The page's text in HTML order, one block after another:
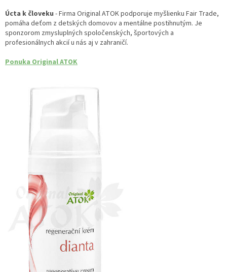
Úcta k človeku - Firma Original ATOK podporuje myšlienku Fair Trade,
pomáha deťom z detských domovov a mentálne postihnutým. Je
sponzorom zmysluplných spoločenských, športových a
profesionálnych akcií u nás aj v zahraničí.
Ponuka Original ATOK